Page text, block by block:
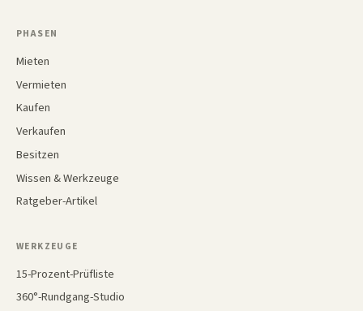
PHASEN
Mieten
Vermieten
Kaufen
Verkaufen
Besitzen
Wissen & Werkzeuge
Ratgeber-Artikel
WERKZEUGE
15-Prozent-Prüfliste
360°-Rundgang-Studio